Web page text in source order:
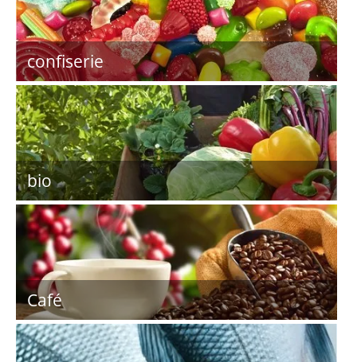
confiserie
bio
Café